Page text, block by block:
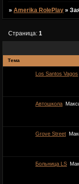
»Amerika RolePlay »
Страница:1
Тема
Los Santos Vagos
Автошкола
Grove Street
Больница LS